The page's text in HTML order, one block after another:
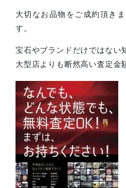
大切なお品物をご成約頂き
す。
宝石やブランドだけではない
大型店よりも断然高い査定金